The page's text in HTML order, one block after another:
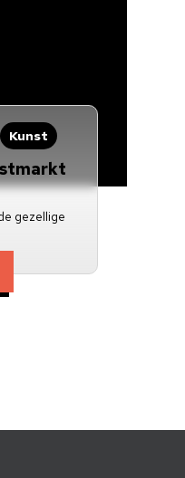
Kunst
gezellige